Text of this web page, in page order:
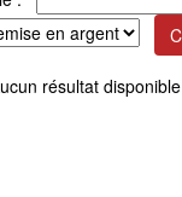
résultat disponible